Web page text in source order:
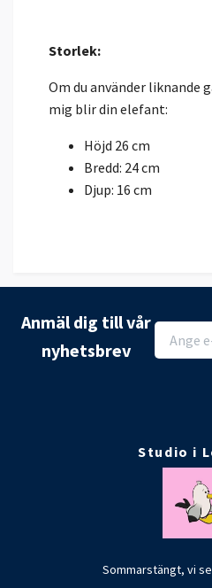
Storlek:
Om du använder liknande
mig blir din elefant:
Höjd 26 cm
Bredd: 24 cm
Djup: 16 cm
Anmäl dig till vår
nyhetsbrev
Studio i
Sommarstängt, vi